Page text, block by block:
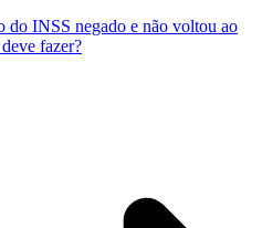
do INSS negado e não voltou ao
fazer?